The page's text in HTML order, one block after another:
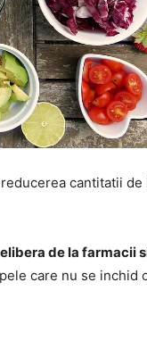
cantitatii de
de la farmacii
care nu se inchid